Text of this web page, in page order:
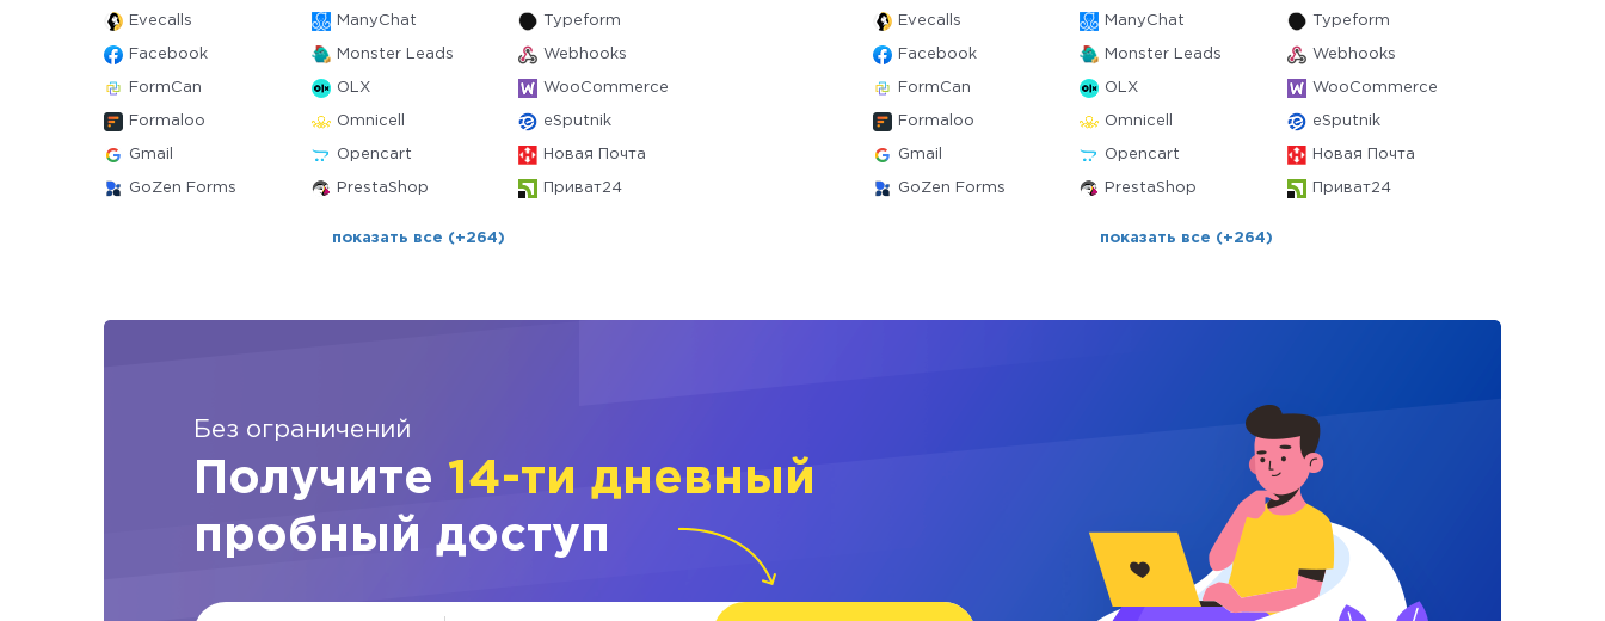
Evecalls ManyChat Typeform
Facebook Monster Leads Webhooks
FormCan OLX WooCommerce
Formaloo Omnicell eSputnik
Gmail Opencart Новая Почта
GoZen Forms PrestaShop Приват24
показать все (+264)
Evecalls ManyChat Typeform
Facebook Monster Leads Webhooks
FormCan OLX WooCommerce
Formaloo Omnicell eSputnik
Gmail Opencart Новая Почта
GoZen Forms PrestaShop Приват24
показать все (+264)
Без ограничений
Получите 14-ти дневный
пробный доступ